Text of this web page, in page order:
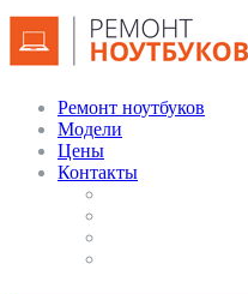
Ремонт ноутбуков
Модели
Цены
Контакты